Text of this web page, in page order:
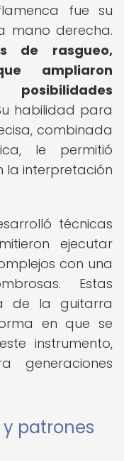
fue su
mano derecha.
de rasgueo,
ampliaron
posibilidades
habilidad para
combinada
le permitió
la interpretación
técnicas
ejecutar
con una
Estas
de la guitarra
en que se
instrumento,
generaciones
patrones